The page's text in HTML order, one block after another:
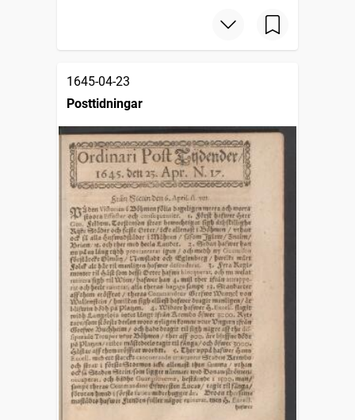
1645-04-23
Posttidningar